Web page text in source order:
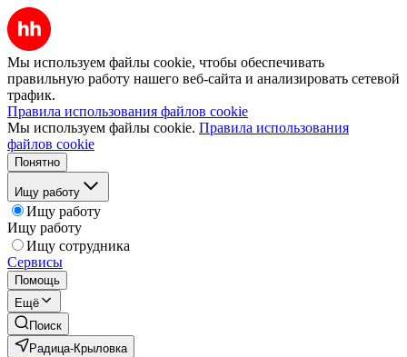
Мы используем файлы cookie, чтобы обеспечивать
правильную работу нашего веб-сайта и анализировать сетевой
трафик.
Правила использования файлов cookie
Мы используем файлы cookie. Правила использования
файлов cookie
Понятно
Ищу работу
Ищу работу
Ищу работу
Ищу сотрудника
Сервисы
Помощь
Ещё
Поиск
Радица-Крыловка